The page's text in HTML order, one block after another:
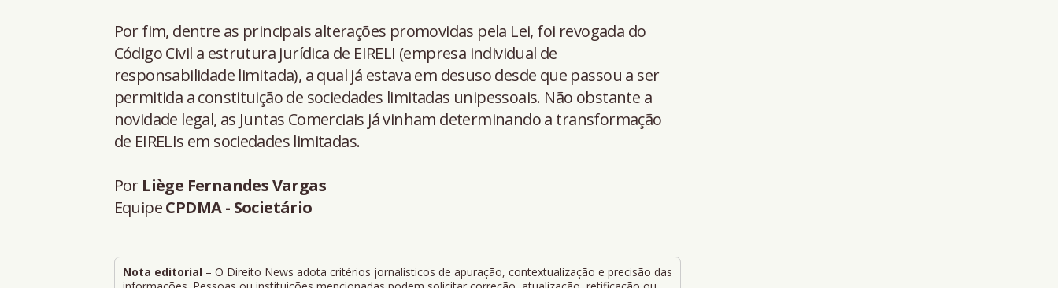
Por fim, dentre as principais alterações promovidas pela Lei, foi revogada do
Código Civil a estrutura jurídica de EIRELI (empresa individual de
responsabilidade limitada), a qual já estava em desuso desde que passou a ser
permitida a constituição de sociedades limitadas unipessoais. Não obstante a
novidade legal, as Juntas Comerciais já vinham determinando a transformação
de EIRELIs em sociedades limitadas.
Por Liège Fernandes Vargas
EquipeCPDMA - Societário
Nota editorial– O Direito News adota critérios jornalísticos de apuração, contextualização e precisão das